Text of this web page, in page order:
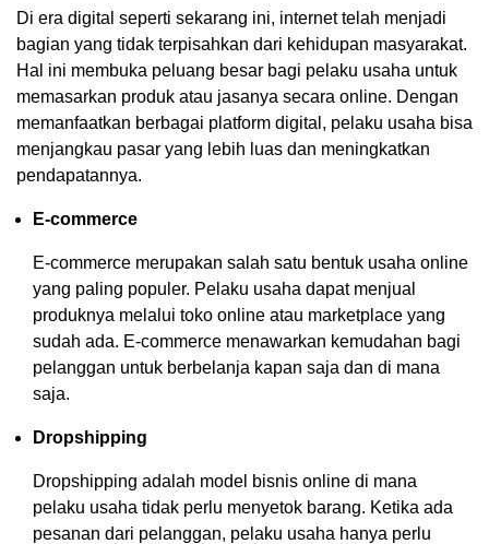
Di era digital seperti sekarang ini, internet telah menjadi
bagian yang tidak terpisahkan dari kehidupan masyarakat.
Hal ini membuka peluang besar bagi pelaku usaha untuk
memasarkan produk atau jasanya secara online. Dengan
memanfaatkan berbagai platform digital, pelaku usaha bisa
menjangkau pasar yang lebih luas dan meningkatkan
pendapatannya.
E-commerce
E-commerce merupakan salah satu bentuk usaha online
yang paling populer. Pelaku usaha dapat menjual
produknya melalui toko online atau marketplace yang
sudah ada. E-commerce menawarkan kemudahan bagi
pelanggan untuk berbelanja kapan saja dan di mana
saja.
Dropshipping
Dropshipping adalah model bisnis online di mana
pelaku usaha tidak perlu menyetok barang. Ketika ada
pesanan dari pelanggan, pelaku usaha hanya perlu